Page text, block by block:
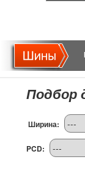
Подбор
Ширина:
PCD: